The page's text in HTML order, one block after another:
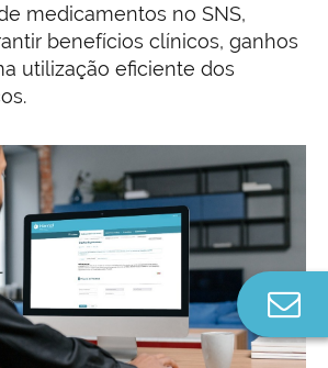
medicamentos no SNS,
benefícios clínicos, ganhos
utilização eficiente dos